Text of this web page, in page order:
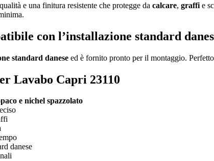
e una finitura resistente che protegge da calcare, graffi e
con l’installazione standard
standard danese ed è fornito pronto per il montaggio.
Lavabo Capri 23110
e nichel spazzolato
danese